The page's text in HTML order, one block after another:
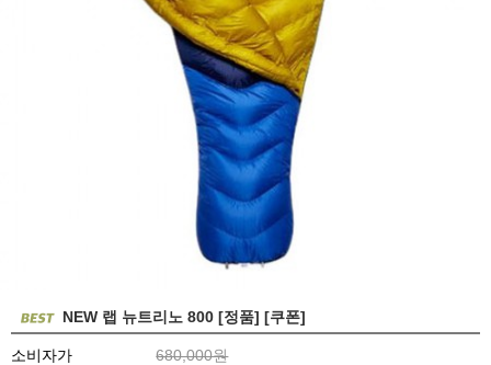
NEW 랩 뉴트리노 800 [정품] [쿠폰]
소비자가
680,000원